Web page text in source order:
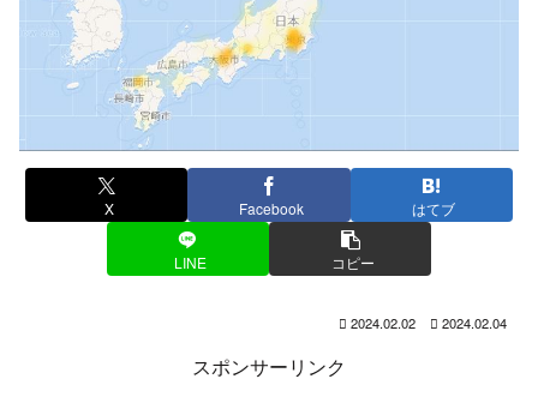
X Facebook はてブ
LINE コピー
2024.02.02 2024.02.04
スポンサーリンク